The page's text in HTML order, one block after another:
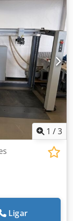
aprox. 1.650
imediata
1 /3
Ligar